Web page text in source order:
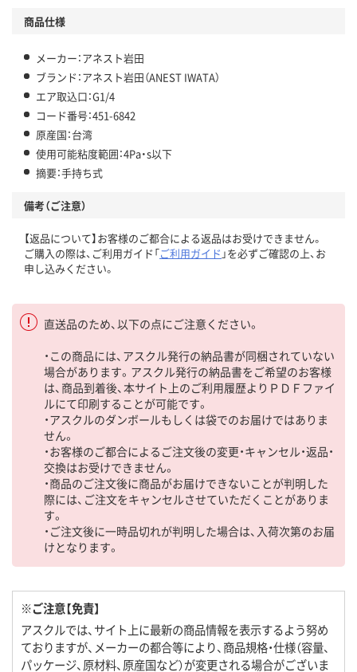
商品仕様
メーカー：アネスト岩田
ブランド：アネスト岩田（ANEST IWATA）
エア取込口：G1/4
コード番号：451-6842
原産国：台湾
使用可能粘度範囲：4Pa・s以下
摘要：手持ち式
備考（ご注意）
【返品について】お客様のご都合による返品はお受けできません。
ご購入の際は、ご利用ガイド「ご利用ガイド 」を必ずご確認の上、お
申し込みください。
直送品のため、以下の点にご注意ください。
・この商品には、アスクル発行の納品書が同梱されていない
場合があります。アスクル発行の納品書をご希望のお客様
は、商品到着後、本サイト上のご利用履歴よりＰＤＦファイ
ルにて印刷することが可能です。
・アスクルのダンボールもしくは袋でのお届けではありま
せん。
・お客様のご都合によるご注文後の変更・キャンセル・返品・
交換はお受けできません。
・商品のご注文後に商品がお届けできないことが判明した
際には、ご注文をキャンセルさせていただくことがありま
す。
・ご注文後に一時品切れが判明した場合は、入荷次第のお届
けとなります。
※ご注意【免責】
アスクルでは、サイト上に最新の商品情報を表示するよう努め
ておりますが、メーカーの都合等により、商品規格・仕様（容量、
パッケージ、原材料、原産国など）が変更される場合がございま